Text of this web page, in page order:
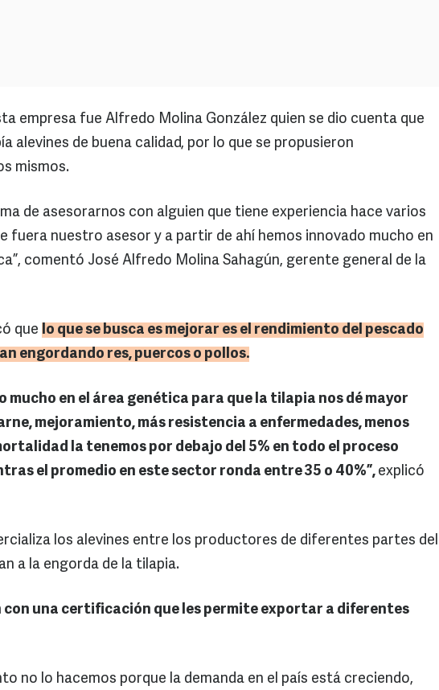
empresa fue Alfredo Molina González quien se dio cuenta que
alevines de buena calidad, por lo que se propusieron
mismos.
de asesorarnos con alguien que tiene experiencia hace varios
fuera nuestro asesor y a partir de ahí hemos innovado mucho en
comentó José Alfredo Molina Sahagún, gerente general de la
que lo que se busca es mejorar es el rendimiento del pescado
engordando res, puercos o pollos.
mucho en el área genética para que la tilapia nos dé mayor
mejoramiento, más resistencia a enfermedades, menos
la tenemos por debajo del 5% en todo el proceso
el promedio en este sector ronda entre 35 o 40%”, explicó
los alevines entre los productores de diferentes partes del
a la engorda de la tilapia.
con una certificación que les permite exportar a diferentes
no lo hacemos porque la demanda en el país está creciendo,